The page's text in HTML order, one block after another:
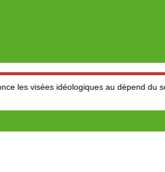
au dépend du secteur